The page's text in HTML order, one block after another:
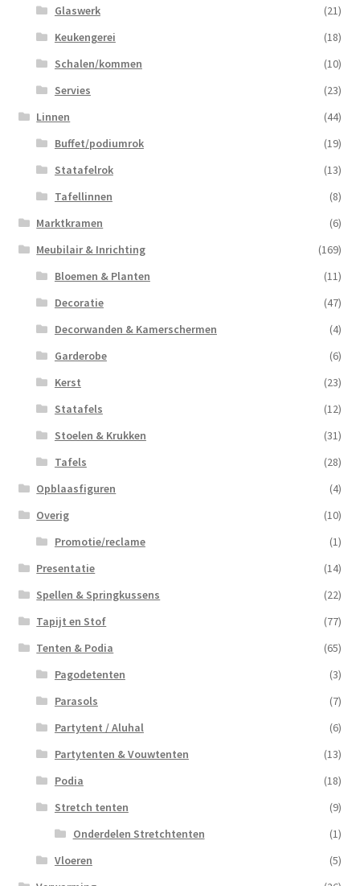
Glaswerk
(21)
Keukengerei
(18)
Schalen/kommen
(10)
Servies
(23)
Linnen
(44)
Buffet/podiumrok
(19)
Statafelrok
(13)
Tafellinnen
(8)
Marktkramen
(6)
Meubilair & Inrichting
(169)
Bloemen & Planten
(11)
Decoratie
(47)
Decorwanden & Kamerschermen
(4)
Garderobe
(6)
Kerst
(23)
Statafels
(12)
Stoelen & Krukken
(31)
Tafels
(28)
Opblaasfiguren
(4)
Overig
(10)
Promotie/reclame
(1)
Presentatie
(14)
Spellen & Springkussens
(22)
Tapijt en Stof
(77)
Tenten & Podia
(65)
Pagodetenten
(3)
Parasols
(7)
Partytent / Aluhal
(6)
Partytenten & Vouwtenten
(13)
Podia
(18)
Stretch tenten
(9)
Onderdelen Stretchtenten
(1)
Vloeren
(5)